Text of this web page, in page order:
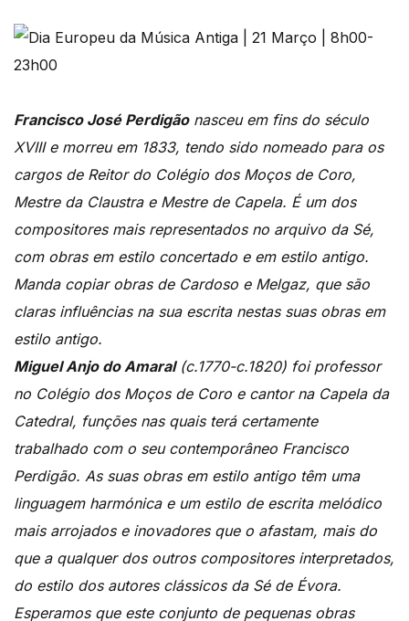
Francisco José Perdigãonasceu em fins do século
XVIII e morreu em 1833, tendo sido nomeado para os
cargos de Reitor do Colégio dos Moços de Coro,
Mestre da Claustra e Mestre de Capela. É um dos
compositores mais representados no arquivo da Sé,
com obras em estilo concertado e em estilo antigo.
Manda copiar obras de Cardoso e Melgaz, que são
claras influências na sua escrita nestas suas obras em
estilo antigo.
Miguel Anjo do Amaral(c.1770-c.1820) foi professor
no Colégio dos Moços de Coro e cantor na Capela da
Catedral, funções nas quais terá certamente
trabalhado com o seu contemporâneo Francisco
Perdigão. As suas obras em estilo antigo têm uma
linguagem harmónica e um estilo de escrita melódico
mais arrojados e inovadores que o afastam, mais do
que a qualquer dos outros compositores interpretados,
do estilo dos autores clássicos da Sé de Évora.
Esperamos que este conjunto de pequenas obras